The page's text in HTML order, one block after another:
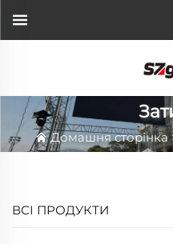
Домашня сторінка
ВСІ ПРОДУКТИ